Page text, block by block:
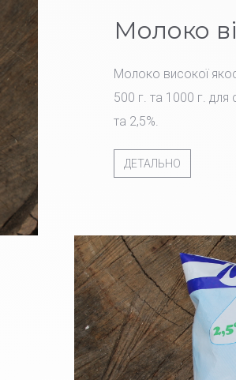
Молоко
Молоко високої
500 г. та 1000 г. для
та 2,5%.
ДЕТАЛЬНО